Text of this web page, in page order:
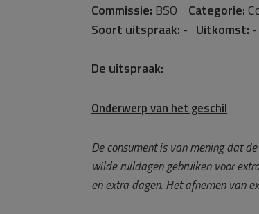
Commissie: BSO Categorie:
Soort uitspraak: - Uitkomst: -
De uitspraak:
Onderwerp van het geschil
De consument is van mening dat
wilde ruildagen gebruiken voor
en extra dagen. Het afnemen van